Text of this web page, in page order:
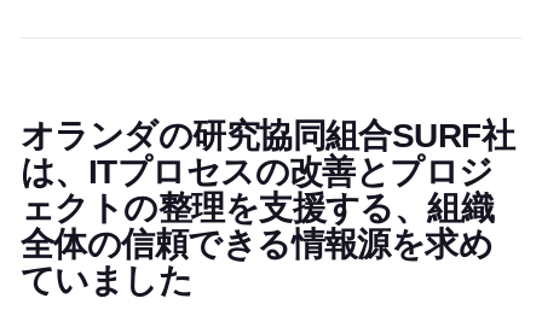
オランダの研究協同組合SURF社
は、ITプロセスの改善とプロジ
ェクトの整理を支援する、組織
全体の信頼できる情報源を求め
ていました